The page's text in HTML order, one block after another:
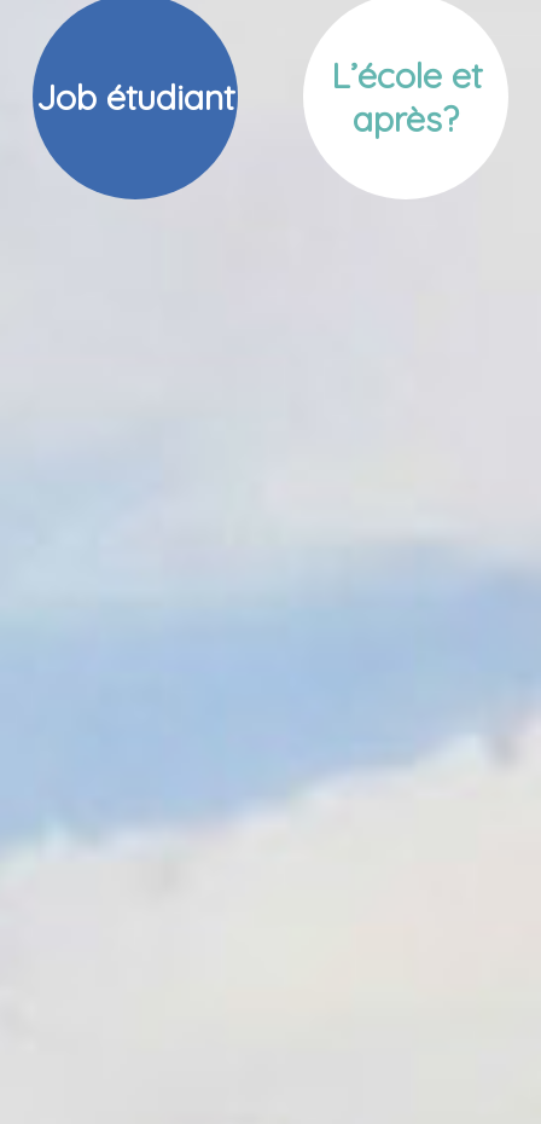
Job étudiant
L’école et
après?